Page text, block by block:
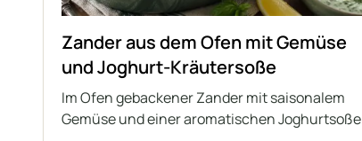
Zander aus dem Ofen mit Gemüse
und Joghurt-Kräutersoße
Im Ofen gebackener Zander mit saisonalem
Gemüse und einer aromatischen Joghurtsoße